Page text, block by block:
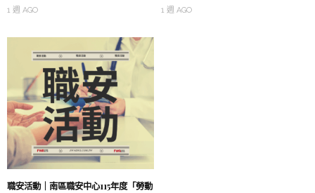
1 週 AGO 1 週 AGO
職安活動｜南區職安中心115年度「勞動